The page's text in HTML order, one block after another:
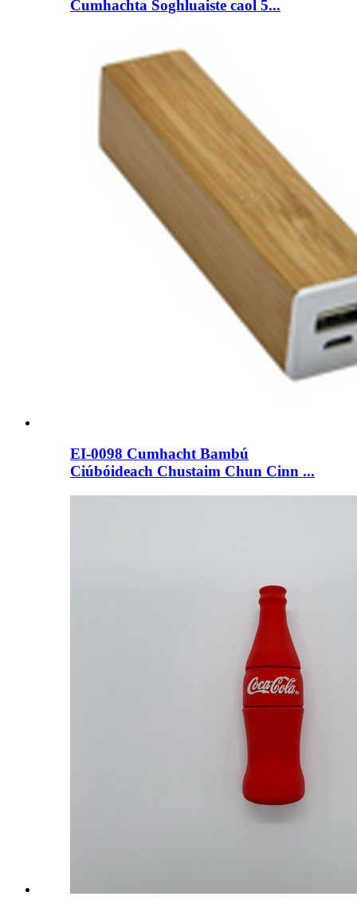
Cumhachta Soghluaiste caol 5...
EI-0098 Cumhacht Bambú
Ciúbóideach Chustaim Chun Cinn ...